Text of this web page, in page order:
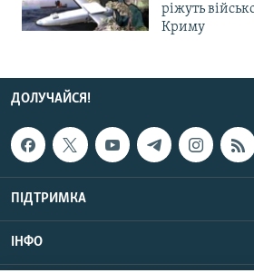
ріжуть
Криму
ДОЛУЧАЙСЯ!
ПІДТРИМКА
ІНФО